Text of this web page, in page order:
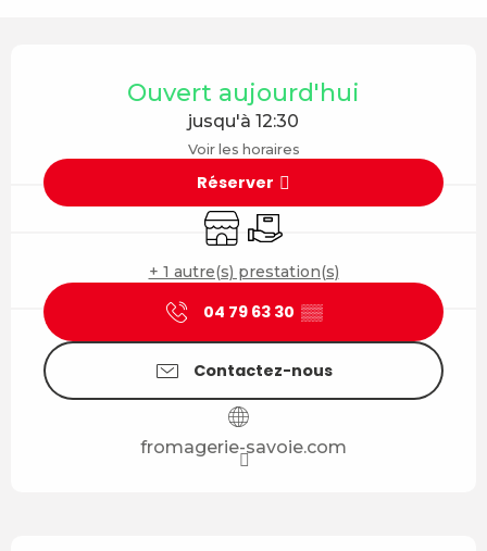
Ouvert aujourd'hui
jusqu'à 12:30
Voir les horaires
Réserver
BoutiqueLivraison
+ 1 autre(s) prestation(s)
04 79 63 30 ▒▒
Contactez-nous
fromagerie-savoie.com